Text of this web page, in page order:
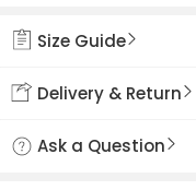
Size Guide
Delivery & Return
Ask a Question